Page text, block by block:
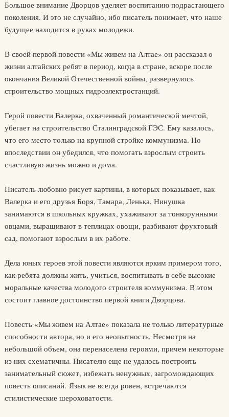
Большое внимание Дворцов уделяет воспитанию подрастающего
поколения. И это не случайно, ибо писатель понимает, что наше
будущее находится в руках молодежи.
В своей первой повести «Мы живем на Алтае» он рассказал о
жизни алтайских ребят в период, когда в стране, вскоре после
окончания Великой Отечественной войны, развернулось
строительство мощных гидроэлектростанций.
Герой повести Валерка, охваченный романтической мечтой,
убегает на строительство Сталинградской ГЭС. Ему казалось,
что его место только на крупной стройке коммунизма. Но
впоследствии он убедился, что помогать взрослым строить
счастливую жизнь можно и дома.
Писатель любовно рисует картины, в которых показывает, как
Валерка и его друзья Боря, Тамара, Ленька, Нинушка
занимаются в школьных кружках, ухаживают за тонкорунными
овцами, выращивают в теплицах овощи, разбивают фруктовый
сад, помогают взрослым в их работе.
Дела юных героев этой повести являются ярким примером того,
как ребята должны жить, учиться, воспитывать в себе высокие
моральные качества молодого строителя коммунизма. В этом
состоит главное достоинство первой книги Дворцова.
Повесть «Мы живем на Алтае» показала не только литературные
способности автора, но и его неопытность. Несмотря на
небольшой объем, она перенаселена героями, причем некоторые
из них схематичны. Писателю еще не удалось построить
занимательный сюжет, избежать ненужных, загромождающих
повесть описаний. Язык не всегда ровен, встречаются
стилистические шероховатости.